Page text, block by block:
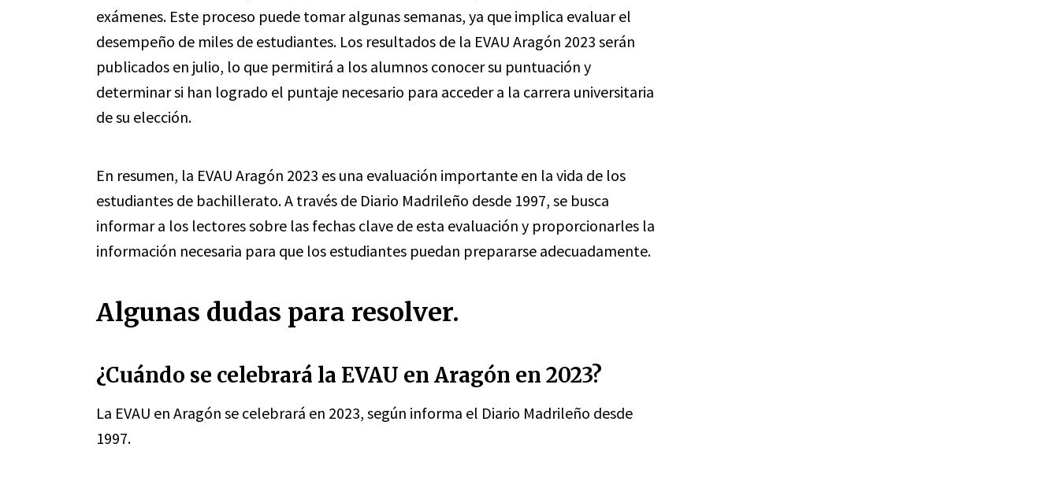
exámenes. Este proceso puede tomar algunas semanas, ya que implica evaluar el
desempeño de miles de estudiantes. Los resultados de la EVAU Aragón 2023 serán
publicados en julio, lo que permitirá a los alumnos conocer su puntuación y
determinar si han logrado el puntaje necesario para acceder a la carrera universitaria
de su elección.
En resumen, la EVAU Aragón 2023 es una evaluación importante en la vida de los
estudiantes de bachillerato. A través de Diario Madrileño desde 1997, se busca
informar a los lectores sobre las fechas clave de esta evaluación y proporcionarles la
información necesaria para que los estudiantes puedan prepararse adecuadamente.
Algunas dudas para resolver.
¿Cuándo se celebrará la EVAU en Aragón en 2023?
La EVAU en Aragón se celebrará en 2023, según informa el Diario Madrileño desde
1997.